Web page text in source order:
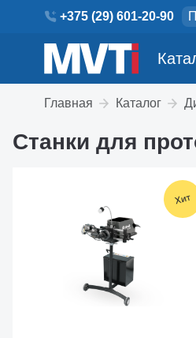
+375 (29) 601-20-90
Главная Каталог
Станки для